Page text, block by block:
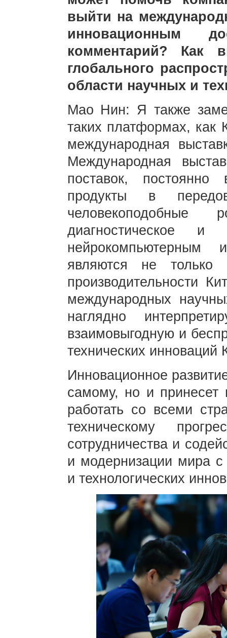
выйти на
инновационным
комментарий? Как
глобального
области научных и
Мао Нин: Я также
таких платформах, как
международная
Международная
поставок,
продукты в
диагностическое и
нейрокомпьютерным
являются не только
производительности
международных
наглядно
взаимовыгодную и
технических инноваций
Инновационное
самому, но и принесет
работать со всеми
техническому
сотрудничества и
и модернизации мира
и технологических